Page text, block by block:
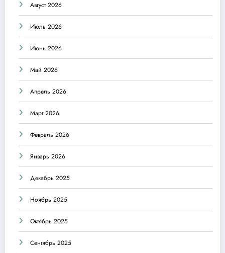
Август 2026
Июль 2026
Июнь 2026
Май 2026
Апрель 2026
Март 2026
Февраль 2026
Январь 2026
Декабрь 2025
Ноябрь 2025
Октябрь 2025
Сентябрь 2025